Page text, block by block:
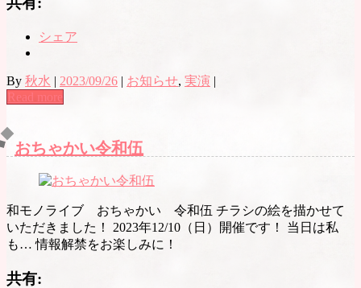
シェア
By 秋水 | 2023/09/26 | お知らせ, 実演 |
Read more
おちゃかい令和伍
和モノライブ おちゃかい 令和伍 チラシの絵を描かせて
いただきました！ 2023年12/10（日）開催です！ 当日は私
も… 情報解禁をお楽しみに！
共有: